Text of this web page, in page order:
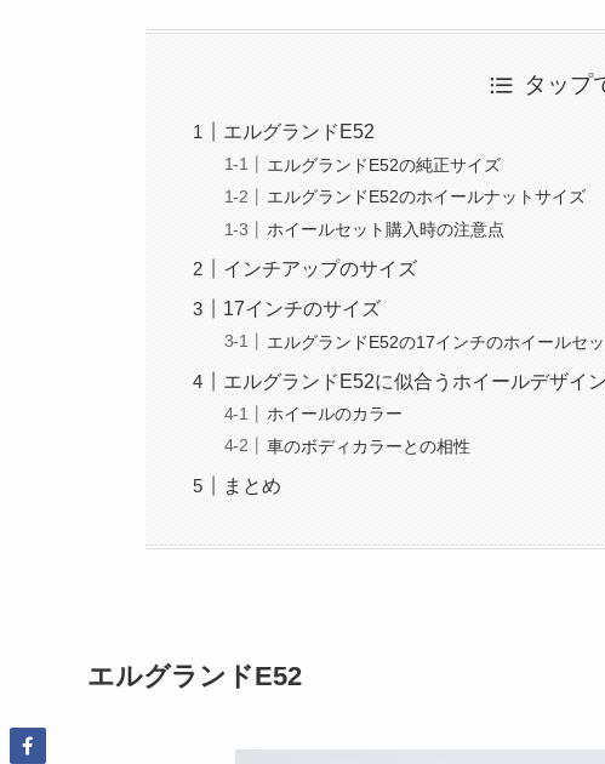
タップ
エルグランドE52
エルグランドE52の純正サイズ
エルグランドE52のホイールナットサイズ
ホイールセット購入時の注意点
インチアップのサイズ
17インチのサイズ
エルグランドE52の17インチのホイールセッ
エルグランドE52に似合うホイールデザイ
ホイールのカラー
車のボディカラーとの相性
まとめ
エルグランドE52